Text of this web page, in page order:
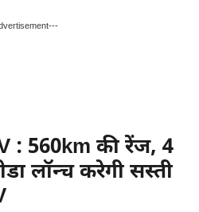
: 560km की रेंज, 4
लॉन्च करेगी सस्ती